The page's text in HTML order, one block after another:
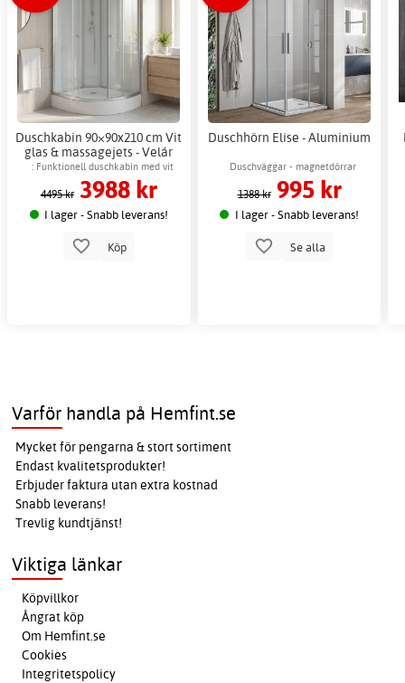
Duschkabin 90×90x210 cm Vit
glas & massagejets - Velár
: Funktionell duschkabin med vit
glasdesign, handdusch och
massagefunktion
4495 kr 3988 kr
I lager - Snabb leverans!
Köp
Duschhörn Elise - Aluminium
Duschväggar - magnetdörrar
1388 kr 995 kr
I lager - Snabb leverans!
Se alla
Varför handla på Hemfint.se
Mycket för pengarna & stort sortiment
Endast kvalitetsprodukter!
Erbjuder faktura utan extra kostnad
Snabb leverans!
Trevlig kundtjänst!
Viktiga länkar
Köpvillkor
Ångrat köp
Om Hemfint.se
Cookies
Integritetspolicy